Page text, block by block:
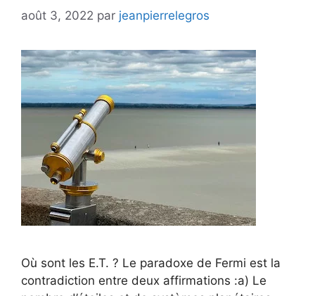
août 3, 2022 par jeanpierrelegros
Où sont les E.T. ? Le paradoxe de Fermi est la
contradiction entre deux affirmations :a) Le